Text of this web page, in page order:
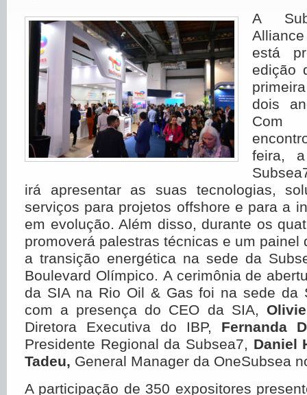
A
está
edição
dois
Com
feira,
irá apresentar as suas tecnologias,
serviços para projetos offshore e para a
em evolução. Além disso, durante os
promoverá palestras técnicas e um painel
a transição energética na sede da
Boulevard Olímpico. A cerimônia de
da SIA na Rio Oil & Gas foi na sede da
com a presença do CEO da SIA,
Diretora Executiva do IBP, Fernanda
Presidente Regional da Subsea7, Daniel
Tadeu, General Manager da OneSubsea
A participação de 350 expositores